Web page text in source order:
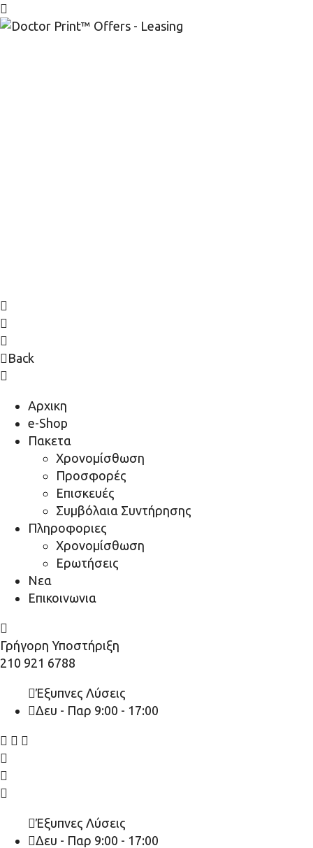
Back
Αρχικη
e-Shop
Πακετα
Χρονομίσθωση
Προσφορές
Επισκευές
Συμβόλαια Συντήρησης
Πληροφοριες
Χρονομίσθωση
Ερωτήσεις
Νεα
Επικοινωνια
Γρήγορη Υποστήριξη
210 921 6788
Έξυπνες Λύσεις
Δευ - Παρ 9:00 - 17:00
Έξυπνες Λύσεις
Δευ - Παρ 9:00 - 17:00